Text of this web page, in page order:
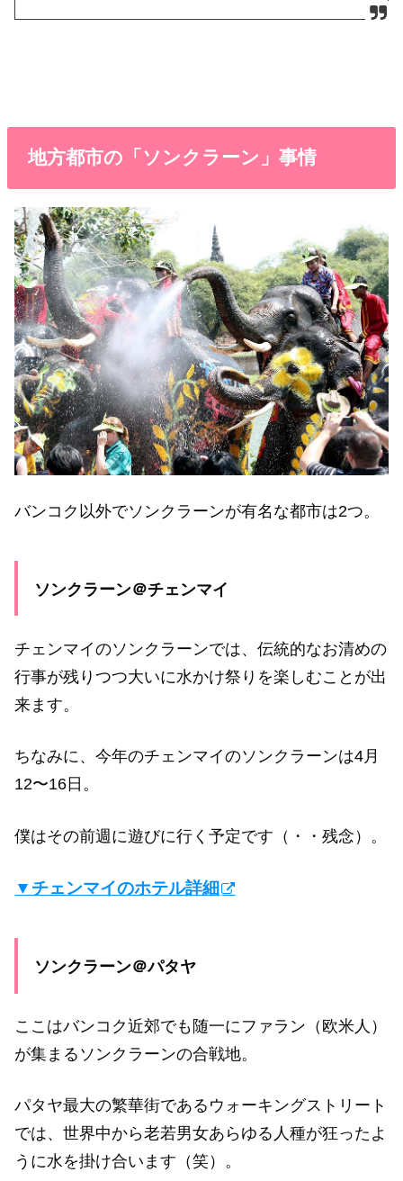
地方都市の「ソンクラーン」事情
バンコク以外でソンクラーンが有名な都市は2つ。
ソンクラーン＠チェンマイ
チェンマイのソンクラーンでは、伝統的なお清めの
行事が残りつつ大いに水かけ祭りを楽しむことが出
来ます。
ちなみに、今年のチェンマイのソンクラーンは4月
12〜16日。
僕はその前週に遊びに行く予定です（・・残念）。
▼チェンマイのホテル詳細
ソンクラーン＠パタヤ
ここはバンコク近郊でも随一にファラン（欧米人）
が集まるソンクラーンの合戦地。
パタヤ最大の繁華街であるウォーキングストリート
では、世界中から老若男女あらゆる人種が狂ったよ
うに水を掛け合います（笑）。